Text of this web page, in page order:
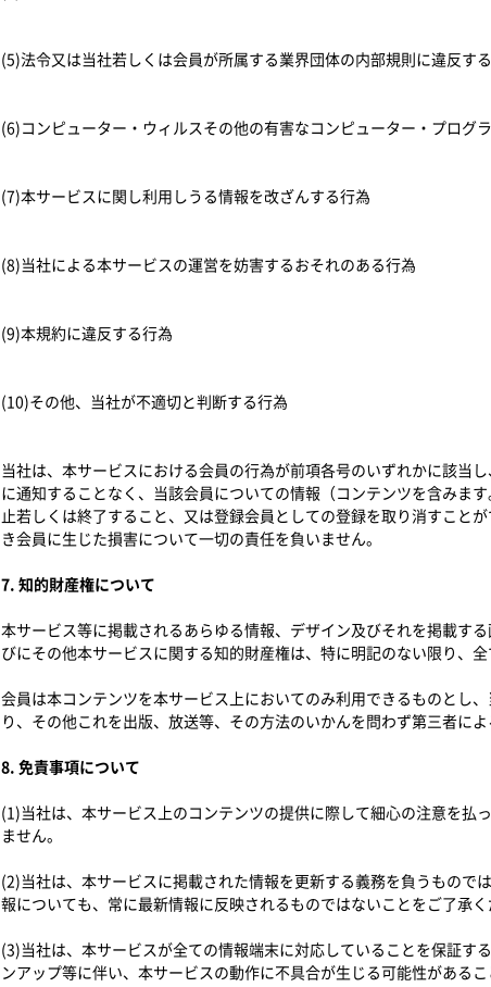
(5)法令又は当社若しくは会員が所属する業界団体の内部規則に違反す
(6)コンピューター・ウィルスその他の有害なコンピューター・プログ
(7)本サービスに関し利用しうる情報を改ざんする行為
(8)当社による本サービスの運営を妨害するおそれのある行為
(9)本規約に違反する行為
(10)その他、当社が不適切と判断する行為
当社は、本サービスにおける会員の行為が前項各号のいずれかに該当
に通知することなく、当該会員についての情報（コンテンツを含みま
止若しくは終了すること、又は登録会員としての登録を取り消すこと
き会員に生じた損害について一切の責任を負いません。
7. 知的財産権について
本サービス等に掲載されるあらゆる情報、デザイン及びそれを掲載す
びにその他本サービスに関する知的財産権は、特に明記のない限り、全
会員は本コンテンツを本サービス上においてのみ利用できるものとし
り、その他これを出版、放送等、その方法のいかんを問わず第三者に
8. 免責事項について
(1)当社は、本サービス上のコンテンツの提供に際して細心の注意を払
ません。
(2)当社は、本サービスに掲載された情報を更新する義務を負うもので
報についても、常に最新情報に反映されるものではないことをご了承く
(3)当社は、本サービスが全ての情報端末に対応していることを保証す
ンアップ等に伴い、本サービスの動作に不具合が生じる可能性がある